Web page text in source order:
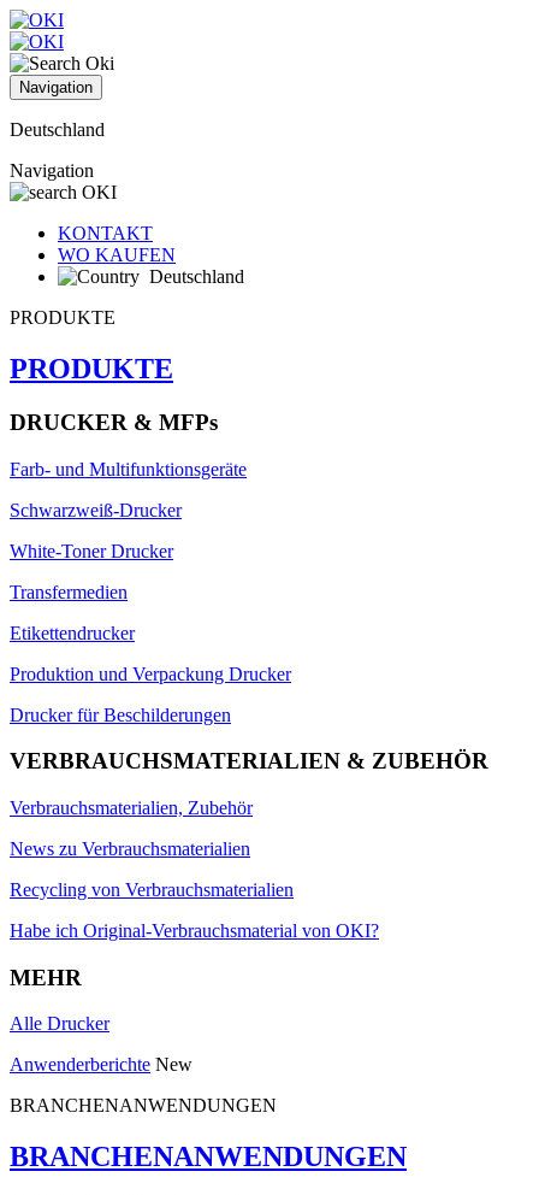
Navigation
Deutschland
Navigation
KONTAKT
WO KAUFEN
Deutschland
PRODUKTE
PRODUKTE
DRUCKER & MFPs
Farb- und Multifunktionsgeräte
Schwarzweiß-Drucker
White-Toner Drucker
Transfermedien
Etikettendrucker
Produktion und Verpackung Drucker
Drucker für Beschilderungen
VERBRAUCHSMATERIALIEN & ZUBEHÖR
Verbrauchsmaterialien, Zubehör
News zu Verbrauchsmaterialien
Recycling von Verbrauchsmaterialien
Habe ich Original-Verbrauchsmaterial von OKI?
MEHR
Alle Drucker
Anwenderberichte New
BRANCHENANWENDUNGEN
BRANCHENANWENDUNGEN